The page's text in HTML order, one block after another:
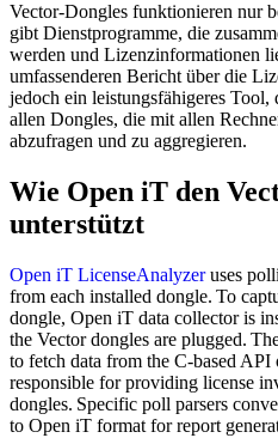
Vector-Dongles funktionieren nur
gibt Dienstprogramme, die
werden und Lizenzinformationen
umfassenderen Bericht über die
jedoch ein leistungsfähigeres
allen Dongles, die mit allen
abzufragen und zu aggregieren.
Wie Open iT den
unterstützt
Open iT LicenseAnalyzeruses
from each installed dongle. To
dongle, Open iT data collector is
the Vector dongles are plugged.
to fetch data from the C-based
responsible for providing license
dongles. Specific poll parsers
to Open iT format for report